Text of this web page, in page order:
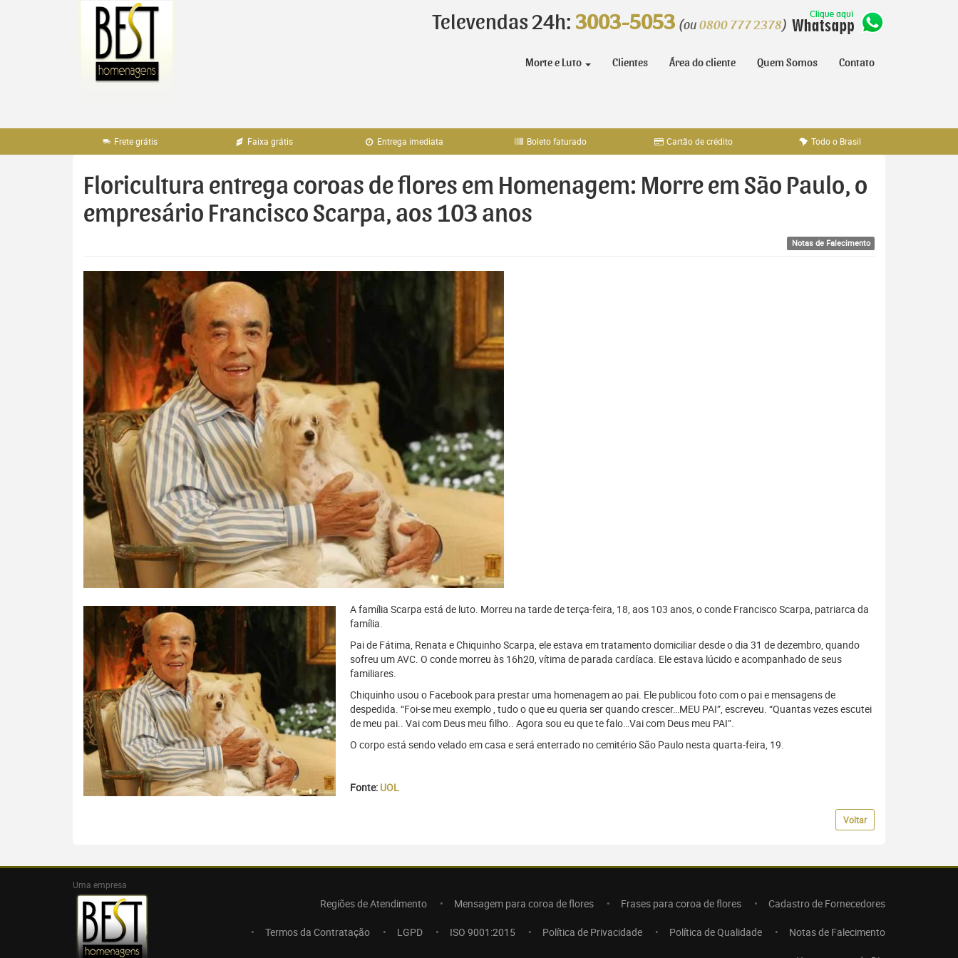
Televendas 24h: 3003-5053 (ou 0800 777 2378)
Morte e Luto Clientes Área do cliente Quem Somos Contato
Frete grátis Faixa grátis Entrega imediata Boleto faturado Cartão de crédito Todo o Brasil
Floricultura entrega coroas de flores em Homenagem: Morre em São Paulo, o
empresário Francisco Scarpa, aos 103 anos
Notas de Falecimento
A família Scarpa está de luto. Morreu na tarde de terça-feira, 18, aos 103 anos, o conde Francisco Scarpa, patriarca da
família.
Pai de Fátima, Renata e Chiquinho Scarpa, ele estava em tratamento domiciliar desde o dia 31 de dezembro, quando
sofreu um AVC. O conde morreu às 16h20, vítima de parada cardíaca. Ele estava lúcido e acompanhado de seus
familiares.
Chiquinho usou o Facebook para prestar uma homenagem ao pai. Ele publicou foto com o pai e mensagens de
despedida. “Foi-se meu exemplo , tudo o que eu queria ser quando crescer…MEU PAI”, escreveu. “Quantas vezes escutei
de meu pai.. Vai com Deus meu filho.. Agora sou eu que te falo…Vai com Deus meu PAI”.
O corpo está sendo velado em casa e será enterrado no cemitério São Paulo nesta quarta-feira, 19.
Fonte: UOL
Voltar
Uma empresa
Regiões de Atendimento Mensagem para coroa de flores Frases para coroa de flores Cadastro de Fornecedores
Termos da Contratação LGPD ISO 9001:2015 Política de Privacidade Política de Qualidade Notas de Falecimento